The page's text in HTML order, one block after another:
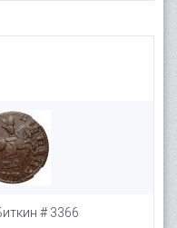
# 3366